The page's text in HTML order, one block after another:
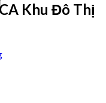
Khu Đô Thị